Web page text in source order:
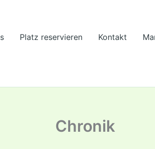
Platz reservieren Kontakt
Chronik